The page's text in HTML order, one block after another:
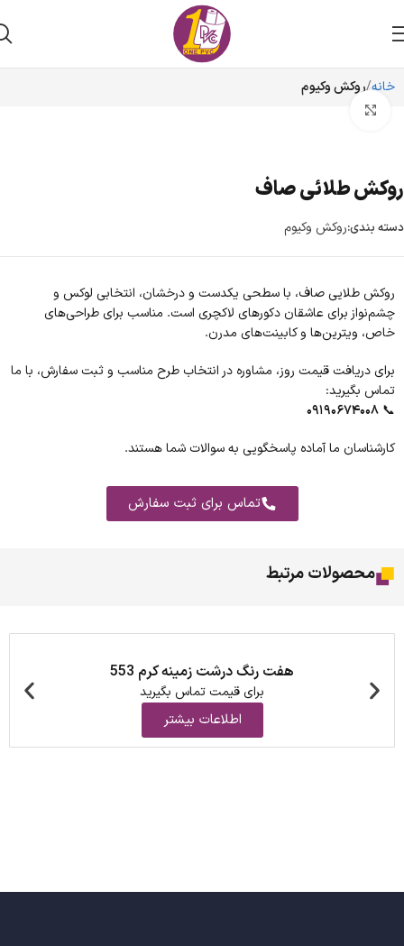
خانه روکش وکیوم
روکش طلائی صاف
دسته بندی:روکش وکیوم
روکش طلایی صاف، با سطحی یکدست و درخشان، انتخابی لوکس و
چشم‌نواز برای عاشقان دکورهای لاکچری است. مناسب برای طراحی‌های
خاص، ویترین‌ها و کابینت‌های مدرن.
برای دریافت قیمت روز، مشاوره در انتخاب طرح مناسب و ثبت سفارش، با ما
تماس بگیرید:
📞 ۰۹۱۹۰۶۷۴۰۰۸
کارشناسان ما آماده پاسخگویی به سوالات شما هستند.
تماس برای ثبت سفارش
محصولات مرتبط
هفت رنگ درشت زمینه کرم 553
برای قیمت تماس بگیرید
اطلاعات بیشتر